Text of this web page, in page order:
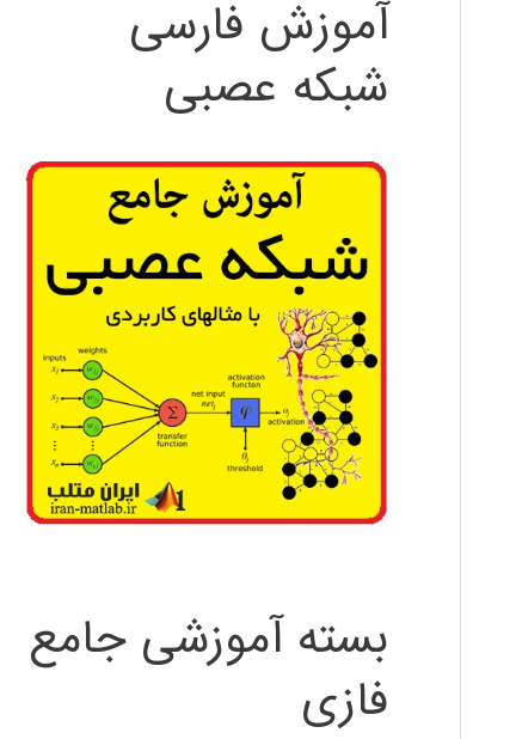
آموزش فارسی
شبکه عصبی
بسته آموزشی جامع
فازی